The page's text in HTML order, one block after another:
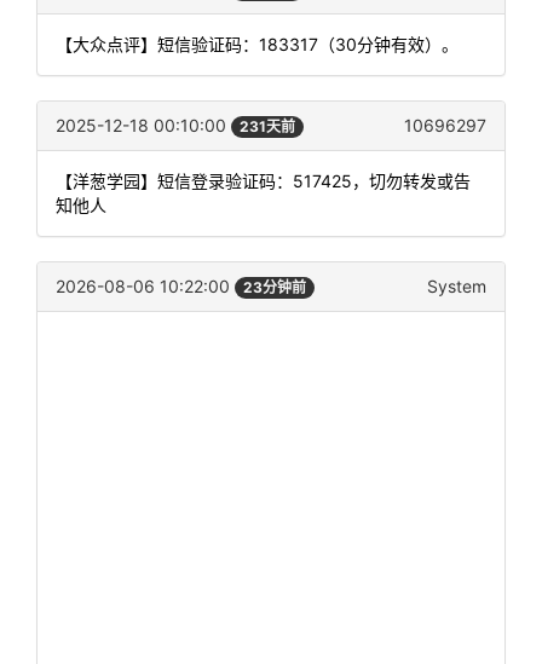
【大众点评】短信验证码：183317（30分钟有效）。
2025-12-18 00:10:00 231天前 10696297
【洋葱学园】短信登录验证码：517425，切勿转发或告
知他人
2026-08-06 10:22:00 23分钟前 System